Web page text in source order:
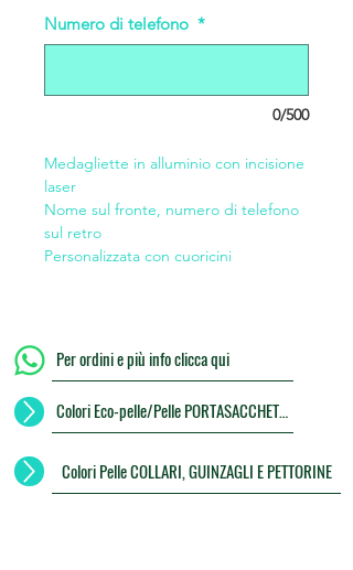
Numero di telefono *
0/500
Medagliette in alluminio con incisione
laser
Nome sul fronte, numero di telefono
sul retro
Personalizzata con cuoricini
Per ordini e più info clicca qui
Colori Eco-pelle/Pelle PORTASACCHETTI
Colori Pelle COLLARI, GUINZAGLI E PETTORINE